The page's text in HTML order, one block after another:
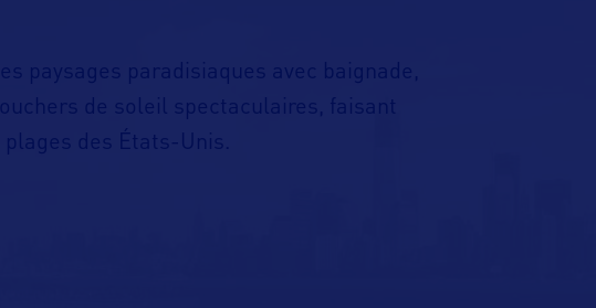
paysages paradisiaques avec baignade,
de soleil spectaculaires, faisant
plages des États-Unis.